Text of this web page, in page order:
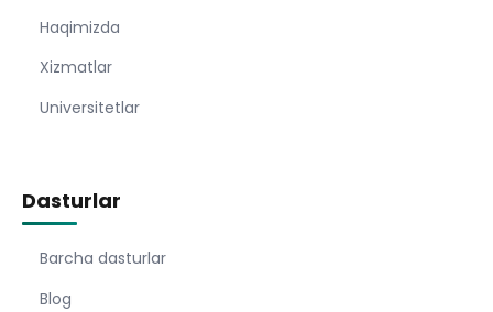
Haqimizda
Xizmatlar
Universitetlar
Dasturlar
Barcha dasturlar
Blog